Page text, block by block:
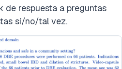
de respuesta a preguntas
sí/no/tal vez.